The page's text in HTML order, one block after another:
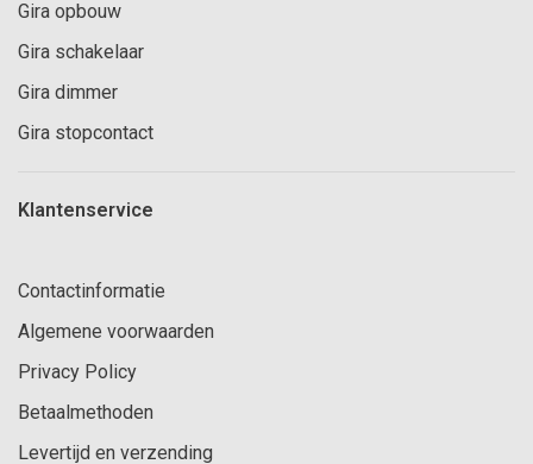
Gira opbouw
Gira schakelaar
Gira dimmer
Gira stopcontact
Klantenservice
Contactinformatie
Algemene voorwaarden
Privacy Policy
Betaalmethoden
Levertijd en verzending